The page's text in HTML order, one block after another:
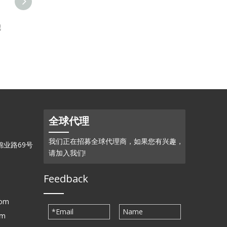
业路69号
全球代理
我们正在招募全球代理商，如果您有兴趣，
请加入我们!
Feedback